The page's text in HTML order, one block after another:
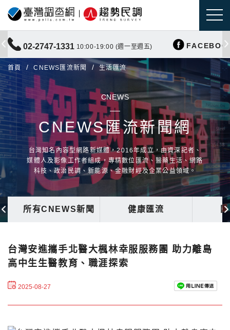
02-2747-1331 10:00-19:00 (週一至週五)
首頁 CNEWS匯流新聞 生活匯流
CNEWS
CNEWS匯流新聞網
台灣知名內容型網路新媒體，2016年成立，由資深記者、
媒體人及影像工作者組成，專精數位匯流、醫藥生活、網路
科技、政治民調、新能源、金融財經及企業公益領域。
所有CNEWS新聞 健康匯流
台灣安進攜手北醫大楓林幸服服務團 助力離島
高中生生醫教育、職涯探索
2025-08-27